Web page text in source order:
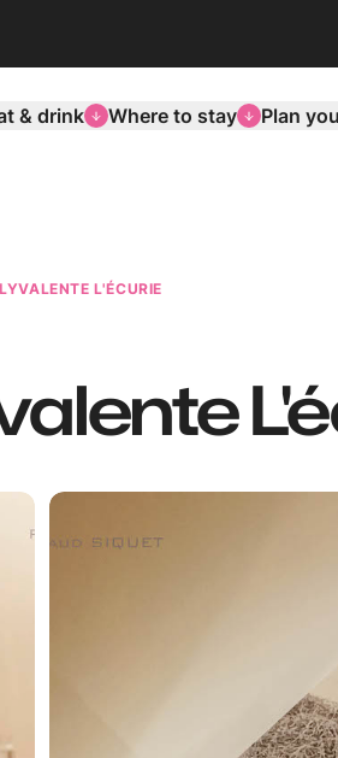
& drink Where to stay Plan
L'ÉCURIE